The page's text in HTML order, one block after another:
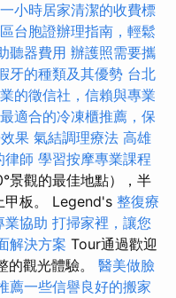
一小時居家清潔的收費標
台胞證辦理指南，輕鬆
聽器費用 辦護照需要攜
牙的種類及其優勢 台北
的徵信社，信賴與專業
適合的冷凍櫃推薦，保
果 氣結調理療法 高雄
律師 學習按摩專業課程
景觀的最佳地點），半
甲板。 Legend's 整復療
業協助 打掃家裡，讓您
解決方案 Tour通過歡迎
的觀光體驗。 醫美做臉
薦一些信譽良好的搬家